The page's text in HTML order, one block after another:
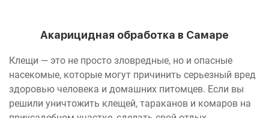
Акарицидная обработка в Самаре
Клещи — это не просто зловредные, но и опасные
насекомые, которые могут причинить серьезный вред
здоровью человека и домашних питомцев. Если вы
решили уничтожить клещей, тараканов и комаров на